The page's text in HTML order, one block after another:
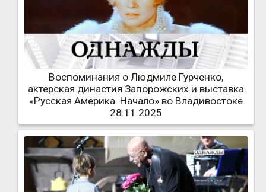
Воспоминания о Людмиле Гурченко,
актерская династия Запорожских и выставка
«Русская Америка. Начало» во Владивостоке
28.11.2025